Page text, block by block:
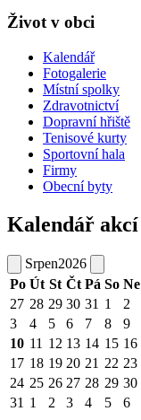
Život v obci
Kalendář
Fotogalerie
Místní spolky
Zdravotnictví
Dopravní hřiště
Tenisové kurty
Sportovní hala
Firmy
Obecní byty
Kalendář akcí
Srpen2026
Po Út St Čt Pá So Ne
27 28 29 30 31 1
2
3
4 5 6 7 8
9
10 11 12 13 14 15 16
17 18 19 20 21 22 23
24 25 26 27 28 29 30
31 1 2 3 4 5 6